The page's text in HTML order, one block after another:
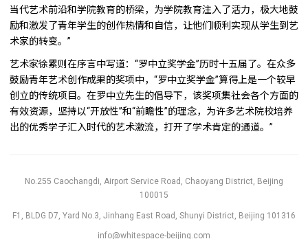
当代艺术前沿和学院教育的桥梁，为学院教育注入了活力，极大地鼓
励和激发了青年学生的创作热情和自信，让他们顺利实现从学生到艺
术家的转变。”
艺术家徐累则在序言中写道：“罗中立奖学金”历时十五届了。在众多
鼓励青年艺术创作成果的奖项中，“罗中立奖学金”算得上是一个较早
创立的传统项目。在罗中立先生的倡导下，该奖项集社会各个方面的
有效资源，坚持以“开放性”和“前瞻性”的理念，为许多艺术院校培养
出的优秀学子汇入时代的艺术激流，打开了学术肯定的通道。”
No.255 Caochangdi, Airport Service Road, Chaoyang District, Beijing
100015
F1, BLDG D7, Yard No.3, Jinhang East Road, Shunyi District, Beijing 101316
info@whitespace-beijing.com